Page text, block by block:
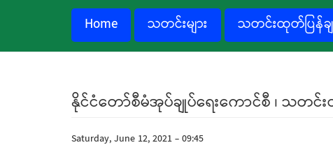
Home သတင်းများ သတင်းထုတ်ပြန်ချ
နိုင်ငံတော်စီမံအုပ်ချုပ်ရေးကောင်စီ ၊ သတ
Saturday, June 12, 2021 - 09:45